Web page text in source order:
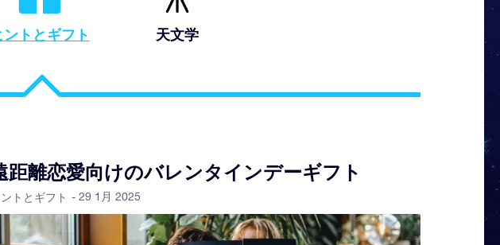
ントとギフト 天文学
距離恋愛向けのバレンタインデーギフト
トとギフト - 29 1月 2025